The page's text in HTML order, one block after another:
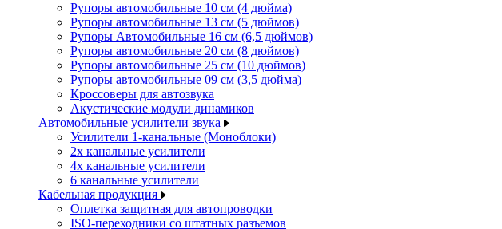
Рупоры автомобильные 10 см (4 дюйма)
Рупоры автомобильные 13 см (5 дюймов)
Рупоры Автомобильные 16 см (6,5 дюймов)
Рупоры автомобильные 20 см (8 дюймов)
Рупоры автомобильные 25 см (10 дюймов)
Рупоры автомобильные 09 см (3,5 дюйма)
Кроссоверы для автозвука
Акустические модули динамиков
Автомобильные усилители звука
Усилители 1-канальные (Моноблоки)
2х канальные усилители
4х канальные усилители
6 канальные усилители
Кабельная продукция
Оплетка защитная для автопроводки
ISO-переходники со штатных разъемов